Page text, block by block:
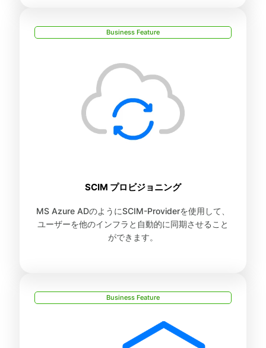
Business Feature
SCIM プロビジョニング
MS Azure ADのようにSCIM-Providerを使用して、
ユーザーを他のインフラと自動的に同期させること
ができます。
Business Feature